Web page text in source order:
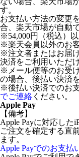
す。
お支払い方法の変更
合、楽天市場が自動
※54,000円（税込）
※楽天会員以外のお
※注文者またはお届
決済をご利用いただ
※メール便等のお受
の場合、後払い決済
※後払い決済でのお
でご連絡 ください。
Apple Pay
【備考】
Apple Payに対応した
ご注文を確定する直
ます。
Apple Payでのお支払